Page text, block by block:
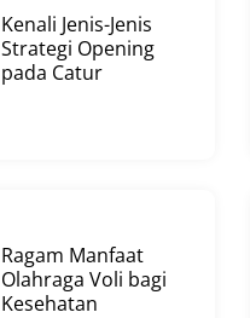
Kenali Jenis-Jenis
Strategi Opening
pada Catur
Ragam Manfaat
Olahraga Voli bagi
Kesehatan